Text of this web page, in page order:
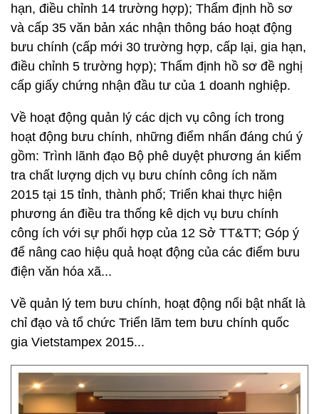
hạn, điều chỉnh 14 trường hợp); Thẩm định hồ sơ
và cấp 35 văn bản xác nhận thông báo hoạt động
bưu chính (cấp mới 30 trường hợp, cấp lại, gia hạn,
điều chỉnh 5 trường hợp); Thẩm định hồ sơ đề nghị
cấp giấy chứng nhận đầu tư của 1 doanh nghiệp.
Về hoạt động quản lý các dịch vụ công ích trong
hoạt động bưu chính, những điểm nhấn đáng chú ý
gồm: Trình lãnh đạo Bộ phê duyệt phương án kiểm
tra chất lượng dịch vụ bưu chính công ích năm
2015 tại 15 tỉnh, thành phố; Triển khai thực hiện
phương án điều tra thống kê dịch vụ bưu chính
công ích với sự phối hợp của 12 Sở TT&TT; Góp ý
để nâng cao hiệu quả hoạt động của các điểm bưu
điện văn hóa xã...
Về quản lý tem bưu chính, hoạt động nổi bật nhất là
chỉ đạo và tổ chức Triển lãm tem bưu chính quốc
gia Vietstampex 2015...